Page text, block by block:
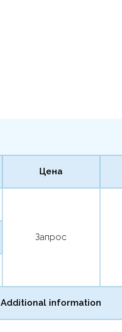
Цена
Запрос
Additional information